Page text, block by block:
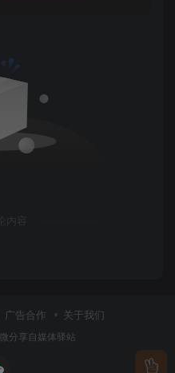
内容
广告合作 关于我们
微分享自媒体驿站